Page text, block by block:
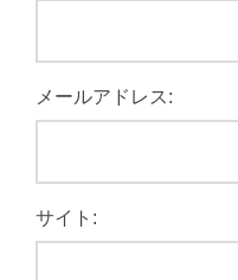
メールアドレス:
サイト: